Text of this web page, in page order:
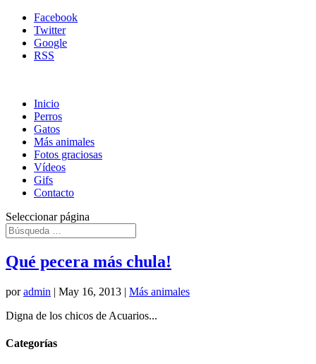
Facebook
Twitter
Google
RSS
Inicio
Perros
Gatos
Más animales
Fotos graciosas
Vídeos
Gifs
Contacto
Seleccionar página
Qué pecera más chula!
poradmin | May 16, 2013 | Más animales
Digna de los chicos de Acuarios...
Categorías